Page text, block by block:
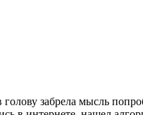
забрела мысль